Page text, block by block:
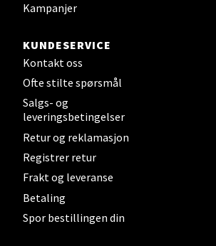
Kampanjer
KUNDESERVICE
Kontakt oss
Ofte stilte spørsmål
Salgs- og
leveringsbetingelser
Retur og reklamasjon
Registrer retur
Frakt og leveranse
Betaling
Spor bestillingen din
Oslo - Thon Senter Storo
Vitaminveien 7 - 9, 0485 Oslo
Åpent i dag 10-21
0 i butikk
Lillehammer -